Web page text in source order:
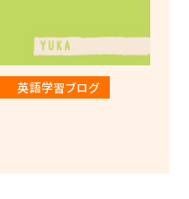
英語学習ブログ